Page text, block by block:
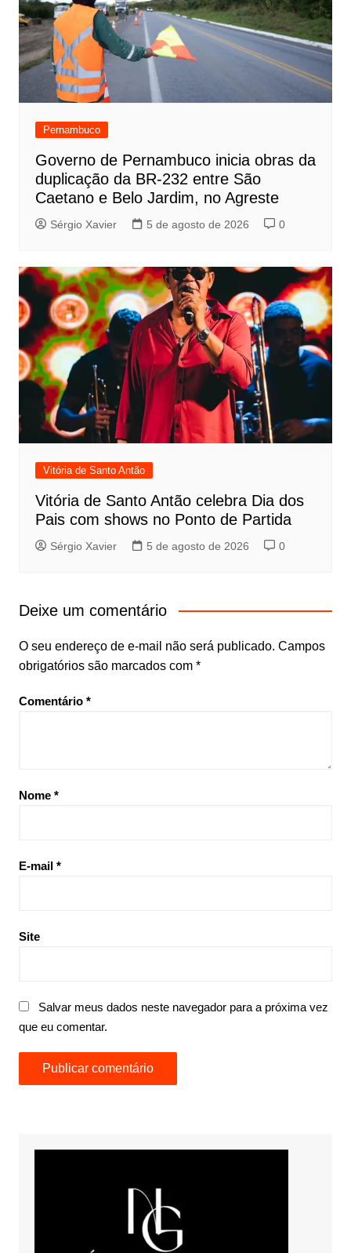
Pernambuco
Governo de Pernambuco inicia obras da
duplicação da BR-232 entre São
Caetano e Belo Jardim, no Agreste
Sérgio Xavier 5 de agosto de 2026 0
Vitória de Santo Antão
Vitória de Santo Antão celebra Dia dos
Pais com shows no Ponto de Partida
Sérgio Xavier 5 de agosto de 2026 0
Deixe um comentário
O seu endereço de e-mail não será publicado. Campos
obrigatórios são marcados com *
Comentário *
Nome *
E-mail *
Site
Salvar meus dados neste navegador para a próxima vez
que eu comentar.